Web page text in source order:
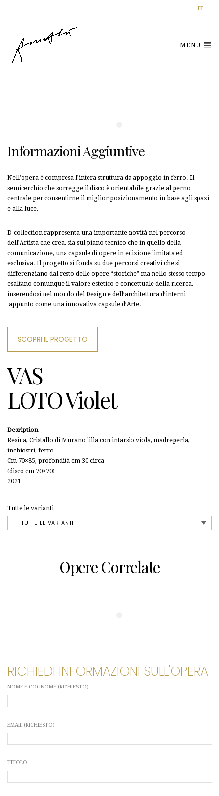
IT
MENU
Informazioni Aggiuntive
Nell’opera è compresa l’intera struttura da appoggio in ferro. Il
semicerchio che sorregge il disco è orientabile grazie al perno
centrale per consentirne il miglior posizionamento in base agli spazi
e alla luce.
D-collection rappresenta una importante novità nel percorso
dell’Artista che crea, sia sul piano tecnico che in quello della
comunicazione, una capsule di opere in edizione limitata ed
esclusiva. Il progetto si fonda su due percorsi creativi che si
differenziano dal resto delle opere “storiche” ma nello stesso tempo
esaltano comunque il valore estetico e concettuale della ricerca,
inserendosi nel mondo del Design e dell’architettura d’interni
appunto come una innovativa capsule d’Arte.
SCOPRI IL PROGETTO
VAS
LOTO Violet
Desription
Resina, Cristallo di Murano lilla con intarsio viola, madreperla,
inchiostri, ferro
Cm 70×85, profondità cm 30 circa
(disco cm 70×70)
2021
Tutte le varianti
Opere Correlate
RICHIEDI INFORMAZIONI SULL'OPERA
NOME E COGNOME (RICHIESTO)
EMAIL (RICHIESTO)
TITOLO